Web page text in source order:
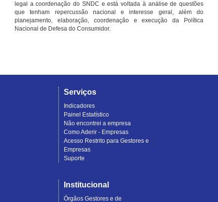
legal a coordenação do SNDC e está voltada à análise de questões
que tenham repercussão nacional e interesse geral, além do
planejamento, elaboração, coordenação e execução da Política
Nacional de Defesa do Consumidor.
Serviços
Indicadores
Painel Estatístico
Não encontrei a empresa
Como Aderir - Empresas
Acesso Restrito para Gestores e
Empresas
Suporte
Institucional
Órgãos Gestores e de